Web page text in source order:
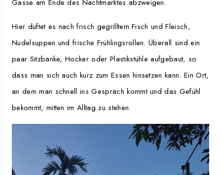
Gasse am Ende des Nachtmarktes abzweigen.
Hier duftet es nach frisch gegrilltem Fisch und Fleisch,
Nudelsuppen und frische Frühlingsrollen. Überall sind ein
paar Sitzbänke, Hocker oder Plastikstühle aufgebaut, so
dass man sich auch kurz zum Essen hinsetzen kann. Ein Ort,
an dem man schnell ins Gespräch kommt und das Gefühl
bekommt, mitten im Alltag zu stehen.